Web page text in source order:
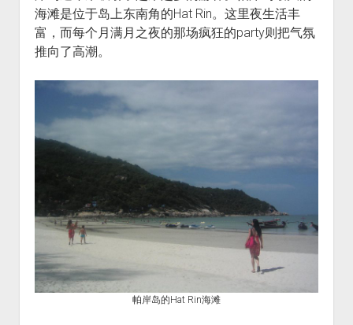
海滩是位于岛上东南角的Hat Rin。这里夜生活丰
富，而每个月满月之夜的那场疯狂的party则把气氛
推向了高潮。
帕岸岛的Hat Rin海滩